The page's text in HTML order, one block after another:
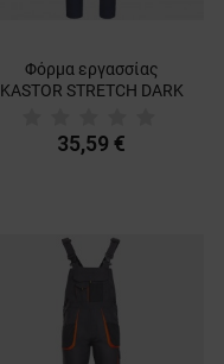
Φόρμα εργασσίας
KASTOR STRETCH DARK
35,59 €